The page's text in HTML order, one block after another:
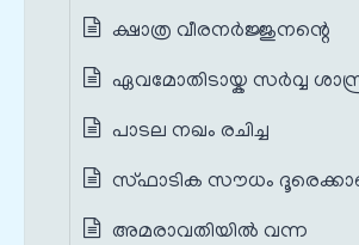
ക്ഷാത്ര വീരനർജ്ജുനന്റെ
ഏവമോതിടായ്ക സർവ്വ
പാടല നഖം രചിച്ച
സ്ഫാടിക സൗധം
അമരാവതിയിൽ വന്ന